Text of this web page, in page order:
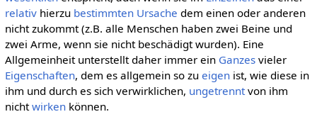
relativhierzu bestimmten Ursache dem einen oder anderen
nicht zukommt (z.B. alle Menschen haben zwei Beine und
zwei Arme, wenn sie nicht beschädigt wurden). Eine
Allgemeinheit unterstellt daher immer ein Ganzesvieler
Eigenschaften, dem es allgemein so zu eigenist, wie diese in
ihm und durch es sich verwirklichen, ungetrenntvon ihm
nichtwirkenkönnen.